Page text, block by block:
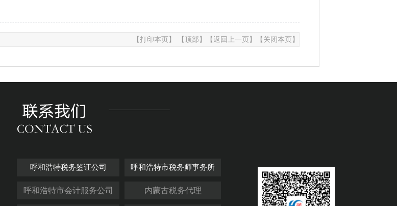
【打印本页】 【顶部】 【返回上一页】 【关闭本页】
呼和浩特税务鉴证公司 呼和浩特市税务师事务所
呼和浩特市会计服务公司 内蒙古税务代理